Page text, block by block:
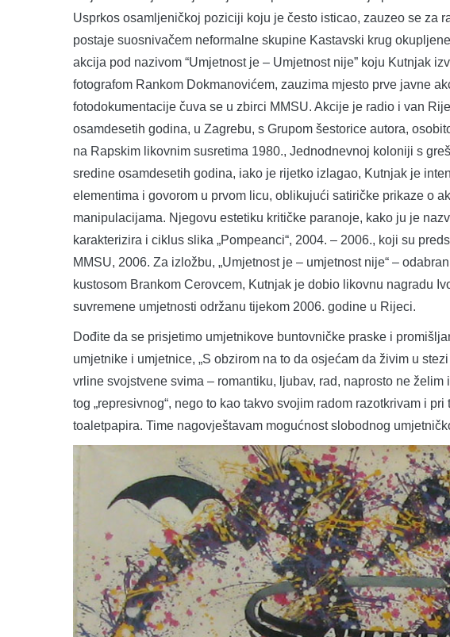
Usprkos osamljeničkoj poziciji koju je često isticao, zauzeo se za
postaje suosnivačem neformalne skupine Kastavski krug
akcija pod nazivom “Umjetnost je – Umjetnost nije” koju Kutnjak
fotografom Rankom Dokmanovićem, zauzima mjesto prve javne
fotodokumentacije čuva se u zbirci MMSU. Akcije je radio i van
osamdesetih godina, u Zagrebu, s Grupom šestorice autora,
na Rapskim likovnim susretima 1980., Jednodnevnoj koloniji s
sredine osamdesetih godina, iako je rijetko izlagao, Kutnjak je
elementima i govorom u prvom licu, oblikujući satiričke prikaze o
manipulacijama. Njegovu estetiku kritičke paranoje, kako ju je
karakterizira i ciklus slika „Pompeanci“, 2004. – 2006., koji su
MMSU, 2006. Za izložbu, „Umjetnost je – umjetnost nije“ –
kustosom Brankom Cerovcem, Kutnjak je dobio likovnu nagradu
suvremene umjetnosti održanu tijekom 2006. godine u Rijeci.
Dođite da se prisjetimo umjetnikove buntovničke praske i
umjetnike i umjetnice, „S obzirom na to da osjećam da živim u
vrline svojstvene svima – romantiku, ljubav, rad, naprosto ne
tog „represivnog“, nego to kao takvo svojim radom razotkrivam i
toaletpapira. Time nagovještavam mogućnost slobodnog